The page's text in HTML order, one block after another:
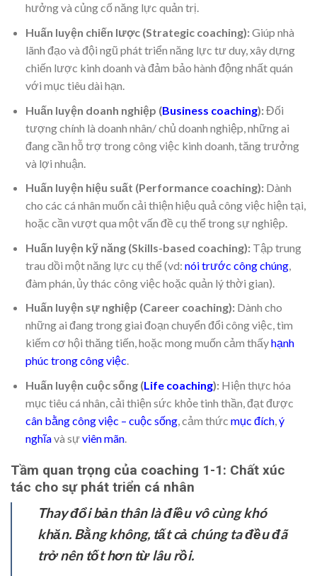
hưởng và củng cố năng lực quản trị.
Huấn luyện chiến lược (Strategic coaching):Giúp nhà
lãnh đạo và đội ngũ phát triển năng lực tư duy, xây dựng
chiến lược kinh doanh và đảm bảo hành động nhất quán
với mục tiêu dài hạn.
Huấn luyện doanh nghiệp (Business coaching):Đối
tượng chính là doanh nhân/ chủ doanh nghiệp, những ai
đang cần hỗ trợ trong công việc kinh doanh, tăng trưởng
và lợi nhuận.
Huấn luyện hiệu suất (Performance coaching):Dành
cho các cá nhân muốn cải thiện hiệu quả công việc hiện tại,
hoặc cần vượt qua một vấn đề cụ thể trong sự nghiệp.
Huấn luyện kỹ năng (Skills-based coaching):Tập trung
trau dồi một năng lực cụ thể (vd: nói trước công chúng,
đàm phán, ủy thác công việc hoặc quản lý thời gian).
Huấn luyện sự nghiệp (Career coaching):Dành cho
những ai đang trong giai đoạn chuyển đổi công việc, tìm
kiếm cơ hội thăng tiến, hoặc mong muốn cảm thấyhạnh
phúc trong công việc.
Huấn luyện cuộc sống (Life coaching):Hiện thực hóa
mục tiêu cá nhân, cải thiện sức khỏe tinh thần, đạt được
cân bằng công việc – cuộc sống, cảm thức mục đích,ý
nghĩavà sựviên mãn.
Tầm quan trọng của coaching 1-1: Chất xúc
tác cho sự phát triển cá nhân
Thay đổi bản thân là điều vô cùng khó
khăn. Bằng không, tất cả chúng ta đều đã
trở nên tốt hơn từ lâu rồi.